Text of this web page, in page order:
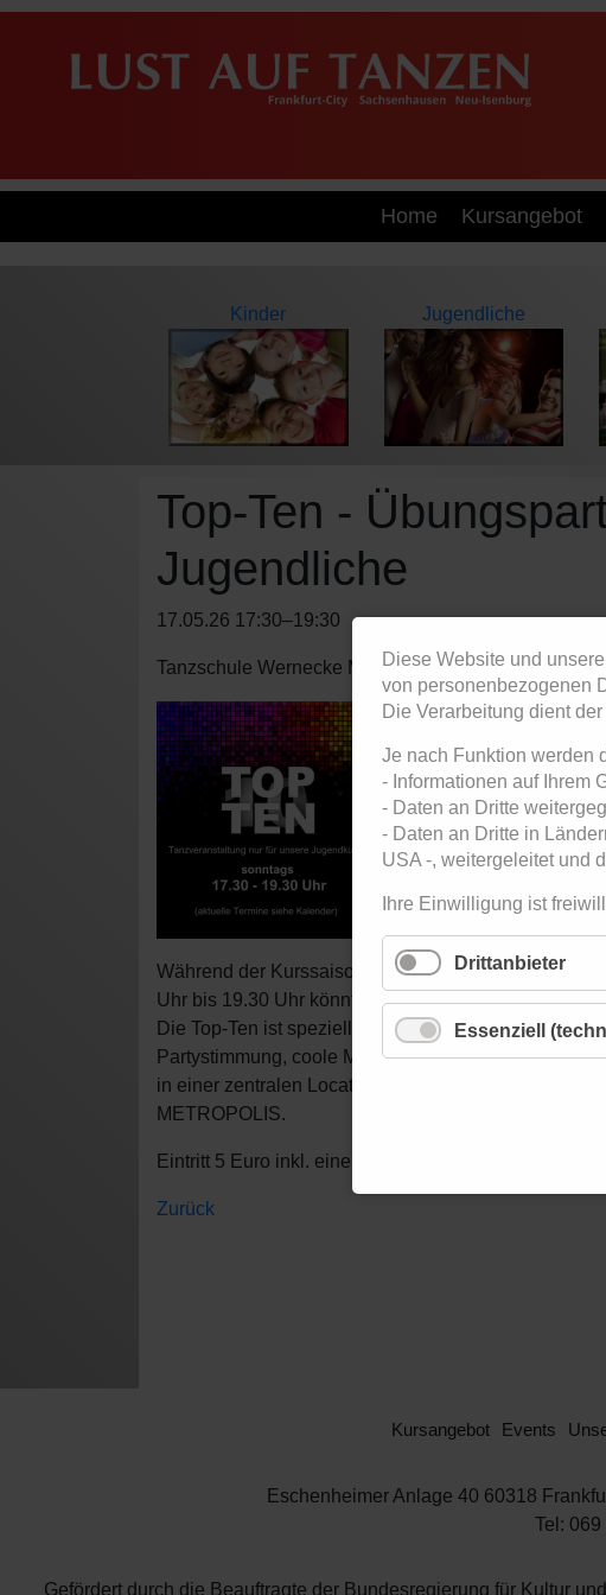
Home Kursangebot
Kinder
Jugendliche
Top-Ten -
Jugendliche
17.05.26 17:30–19:30
Tanzschule Wernecke Metropolis (Eschenheimer
Während der Kurssaison immer sonntags (außer in
Uhr bis 19.30 Uhr könnt ihr das Gelernte in die Tat
Die Top-Ten ist speziell für die Teilnehmenden der
Partystimmung, coole Musik und jede Menge
in einer zentralen Location über den Dächern von
METROPOLIS.
Eintritt 5 Euro inkl. einem Freigetränk
Zurück
Kursangebot Events
Eschenheimer Anlage 40 60318
Tel:
Gefördert durch die Beauftragte der Bundesregierung für Kultur
Diese Website und
von personenbezogenen
Die Verarbeitung dient
Je nach Funktion werden
- Informationen auf Ihrem
- Daten an Dritte
- Daten an Dritte in
USA -, weitergeleitet und
Ihre Einwilligung ist
Drittanbieter
Essenziell